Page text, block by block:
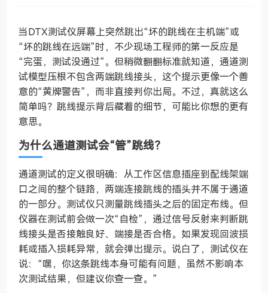
当DTX测试仪屏幕上突然跳出“坏的跳线在主机端”或
“坏的跳线在远端”时，不少现场工程师的第一反应是
“完蛋，测试没通过”。但稍微翻翻标准就知道，通道测
试模型压根不包含两端跳线接头，这个提示更像一个善
意的“黄牌警告”，而非直接判你出局。不过，真就这么
简单吗？跳线提示背后藏着的细节，可能比你想的更有
意思。
为什么通道测试会“管”跳线？
通道测试的定义很明确：从工作区信息插座到配线架端
口之间的整个链路，两端连接跳线的插头并不属于通道
的一部分。测试仪只测量跳线插头之后的固定布线。但
仪器在测试前会做一次“自检”，通过信号反射来判断跳
线接头是否接触良好、端接是否合格。如果发现回波损
耗或插入损耗异常，就会弹出提示。说白了，测试仪在
说：“嘿，你这条跳线本身可能有问题，虽然不影响本
次测试结果，但建议你查一查。”